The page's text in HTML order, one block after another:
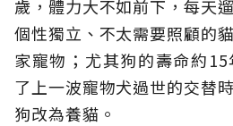
歲，體力大不如前下，每天
個性獨立、不太需要照顧的
家寵物；尤其狗的壽命約
了上一波寵物犬過世的交替
狗改為養貓。